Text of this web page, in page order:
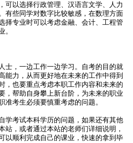
可以选择行政管理、汉语言文学、人力
有些同学对数字比较敏感，在数理方面
择专业时可以考虑金融、会计、工程管
。
士，一边工作一边学习。自考的目的就
能力，从而更好地在未来的工作中得到
，也要重点考虑本职工作内容和未来的
，帮助自身攀上新台阶，为未来的职业
准考生必须要慎重考虑的问题。
学考试本科学历的问题，如果还有其他
站，或者通过本站的老师们详细说明，
以顺利完成自己的课业，快速的拿到毕